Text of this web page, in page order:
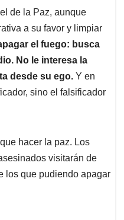
de la Paz, aunque
a su favor y limpiar
el fuego: busca
No le interesa la
desde su ego. Y en
sino el falsificador
hacer la paz. Los
visitarán de
los que pudiendo apagar